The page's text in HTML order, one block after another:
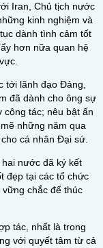
Iran, Chủ tịch nước
kinh nghiệm và
dành tình cảm tốt
hơn nữa quan hệ
tới lãnh đạo Đảng,
đã dành cho ông sự
công tác; nêu bật ấn
những năm qua
cá nhân Đại sứ.
nước đã ký kết
đẹp tại các tổ chức
chắc để thúc
tác, nhất là trong
với quyết tâm từ cả